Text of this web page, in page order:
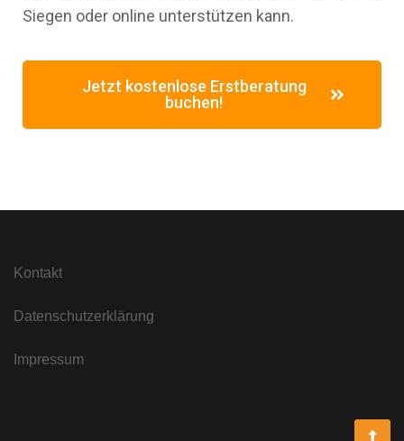
Siegen oder online unterstützen kann.
Jetzt kostenlose Erstberatung
buchen!
Kontakt
Datenschutzerklärung
Impressum